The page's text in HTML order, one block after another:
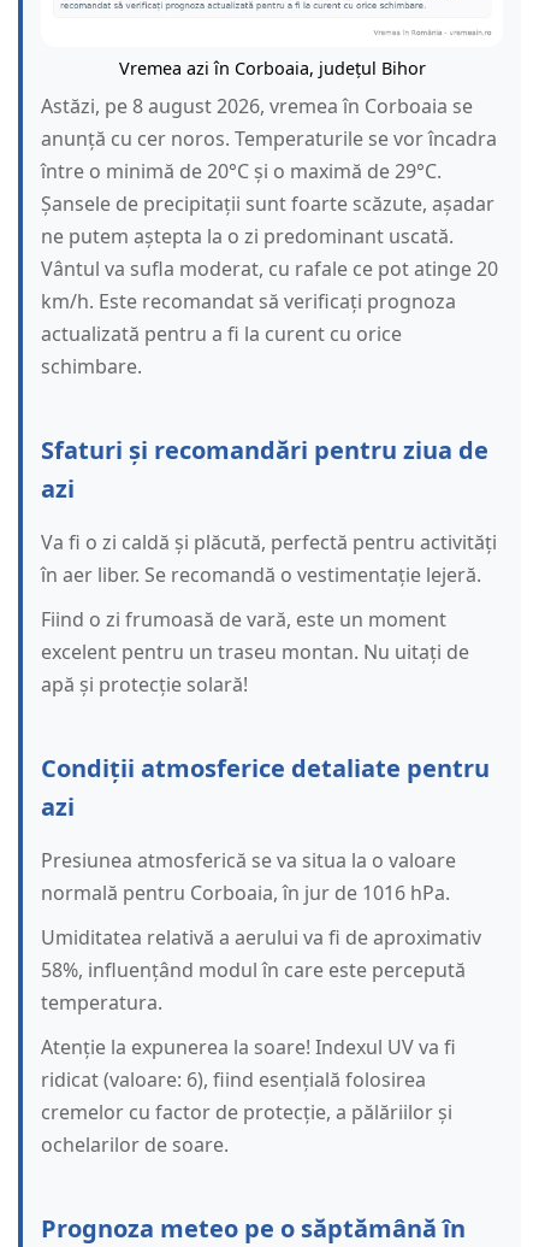
Vremea azi în Corboaia, județul Bihor
Astăzi, pe 8 august 2026, vremea în Corboaia se
anunță cu cer noros. Temperaturile se vor încadra
între o minimă de 20°C și o maximă de 29°C.
Șansele de precipitații sunt foarte scăzute, așadar
ne putem aștepta la o zi predominant uscată.
Vântul va sufla moderat, cu rafale ce pot atinge 20
km/h. Este recomandat să verificați prognoza
actualizată pentru a fi la curent cu orice
schimbare.
Sfaturi și recomandări pentru ziua de
azi
Va fi o zi caldă și plăcută, perfectă pentru activități
în aer liber. Se recomandă o vestimentație lejeră.
Fiind o zi frumoasă de vară, este un moment
excelent pentru un traseu montan. Nu uitați de
apă și protecție solară!
Condiții atmosferice detaliate pentru
azi
Presiunea atmosferică se va situa la o valoare
normală pentru Corboaia, în jur de 1016 hPa.
Umiditatea relativă a aerului va fi de aproximativ
58%, influențând modul în care este percepută
temperatura.
Atenție la expunerea la soare! Indexul UV va fi
ridicat (valoare: 6), fiind esențială folosirea
cremelor cu factor de protecție, a pălăriilor și
ochelarilor de soare.
Prognoza meteo pe o săptămână în